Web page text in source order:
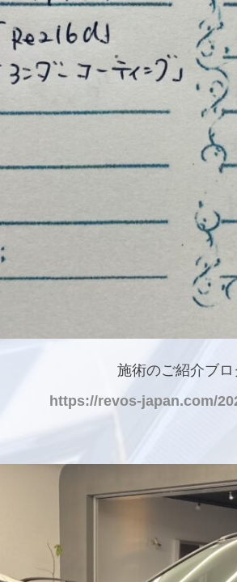
施術のご紹介ブロ
https://revos-japan.com/